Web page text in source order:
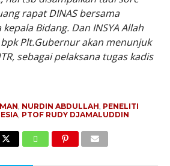
rapat DINAS bersama
Bidang. Dan INSYA Allah
Plt.Gubernur akan menunjuk
sebagai pelaksana tugas kadis
, NURDIN ABDULLAH, PENELITI
, PTOF RUDY DJAMALUDDIN